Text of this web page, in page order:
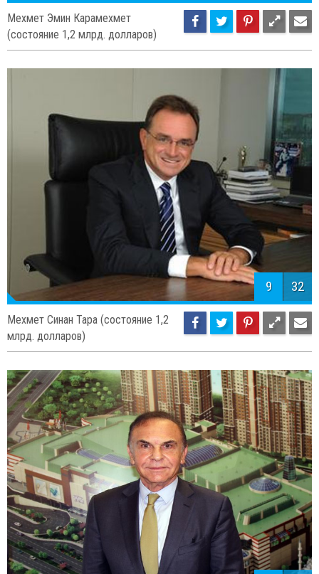
Мехмет Эмин Карамехмет
(состояние 1,2 млрд. долларов)
9 32
Мехмет Синан Тара (состояние 1,2
млрд. долларов)